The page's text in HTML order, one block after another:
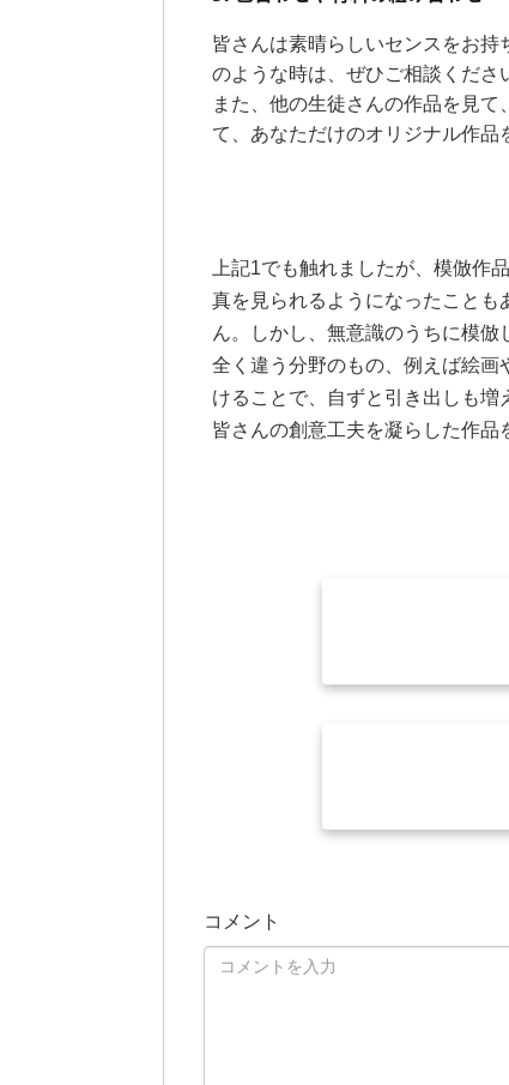
皆さんは素晴らしいセンスをお
のような時は、ぜひご相談くださ
また、他の生徒さんの作品を見
て、あなただけのオリジナル作品
上記1でも触れましたが、模倣作
真を見られるようになったこと
ん。しかし、無意識のうちに模倣
全く違う分野のもの、例えば絵
けることで、自ずと引き出しも増
皆さんの創意工夫を凝らした作
コメント